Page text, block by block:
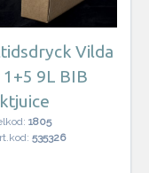
Vilda
1+5 9L BIB
1805
535326